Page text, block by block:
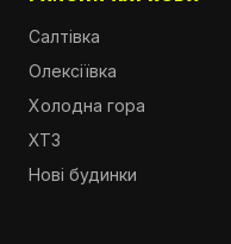
Салтівка
Олексіївка
Холодна гора
ХТЗ
Нові будинки